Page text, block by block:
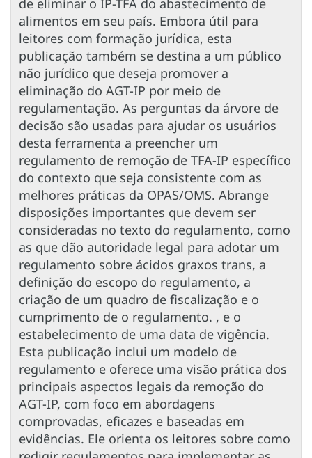
alimentos em seu país. Embora útil para
leitores com formação jurídica, esta
publicação também se destina a um público
não jurídico que deseja promover a
eliminação do AGT-IP por meio de
regulamentação. As perguntas da árvore de
decisão são usadas para ajudar os usuários
desta ferramenta a preencher um
regulamento de remoção de TFA-IP específico
do contexto que seja consistente com as
melhores práticas da OPAS/OMS. Abrange
disposições importantes que devem ser
consideradas no texto do regulamento, como
as que dão autoridade legal para adotar um
regulamento sobre ácidos graxos trans, a
definição do escopo do regulamento, a
criação de um quadro de fiscalização e o
cumprimento de o regulamento. , e o
estabelecimento de uma data de vigência.
Esta publicação inclui um modelo de
regulamento e oferece uma visão prática dos
principais aspectos legais da remoção do
AGT-IP, com foco em abordagens
comprovadas, eficazes e baseadas em
evidências. Ele orienta os leitores sobre como